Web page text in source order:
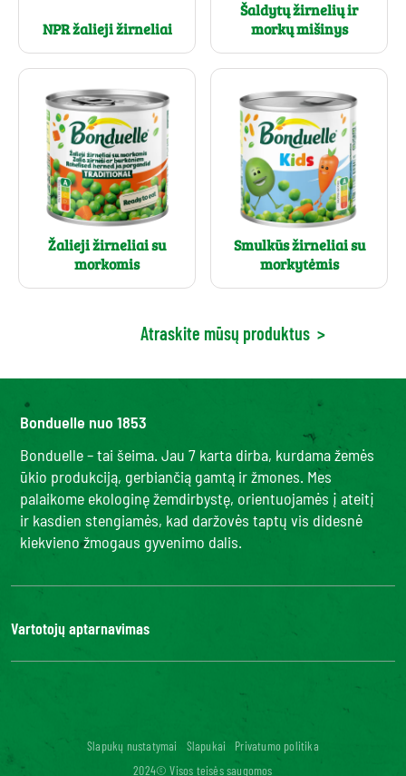
NPR žalieji žirneliai
Šaldytų žirnelių ir
morkų mišinys
Žalieji žirneliai su
morkomis
Smulkūs žirneliai su
morkytėmis
Atraskite mūsų produktus >
Bonduelle nuo 1853
Bonduelle – tai šeima. Jau 7 karta dirba, kurdama žemės
ūkio produkciją, gerbiančią gamtą ir žmones. Mes
palaikome ekologinę žemdirbystę, orientuojamės į ateitį
ir kasdien stengiamės, kad daržovės taptų vis didesnė
kiekvieno žmogaus gyvenimo dalis.
Vartotojų aptarnavimas
Kontaktai
Slapukų nustatymai Slapukai
Privatumo politika
2024© Visos teisės saugomos